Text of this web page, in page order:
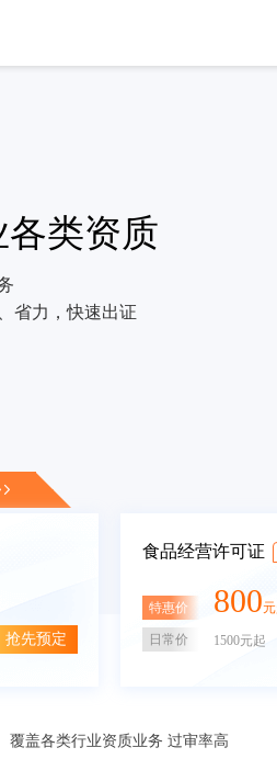
类资质
省力，快速出证
抢先预定
食品经营许可证
特惠价 800
日常价 1500元起
覆盖各类行业资质业务 过审率高